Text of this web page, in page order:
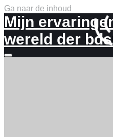
Ga naar de inhoud
Mijn
wereld der
Meer